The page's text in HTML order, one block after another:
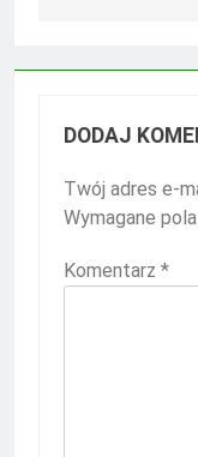
DODAJ
Twój adres e-
Wymagane
Komentarz *